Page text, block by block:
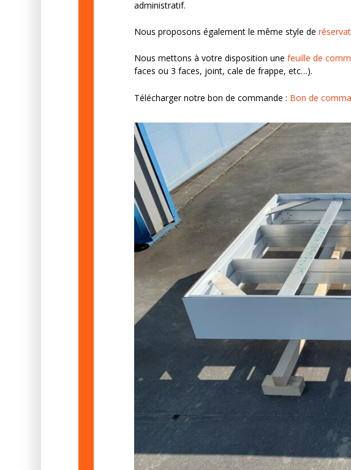
administratif.
Nous proposons également le même style de
Nous mettons à votre disposition une feuille de
faces ou 3 faces, joint, cale de frappe, etc…).
Télécharger notre bon de commande : Bon de